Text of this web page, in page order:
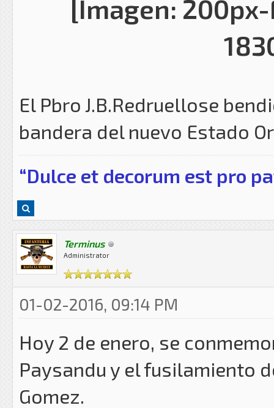
El Pbro J.B.Redruellose
bandera del nuevo Estado
“Dulce et decorum est pro
Terminus
Administrator
01-02-2016, 09:14 PM
Hoy 2 de enero, se
Paysandu y el fusilamiento
Gomez.